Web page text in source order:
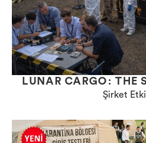
LUNAR CARGO: THE
Şirket